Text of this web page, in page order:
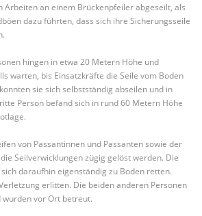
Arbeiten an einem Brückenpfeiler abgeseilt, als
dazu führten, dass sich ihre Sicherungsseile
hingen in etwa 20 Metern Höhe und
warten, bis Einsatzkräfte die Seile vom Boden
sie sich selbstständig abseilen und in
Person befand sich in rund 60 Metern Höhe
von Passantinnen und Passanten sowie der
Seilverwicklungen zügig gelöst werden. Die
daraufhin eigenständig zu Boden retten.
erlitten. Die beiden anderen Personen
vor Ort betreut.